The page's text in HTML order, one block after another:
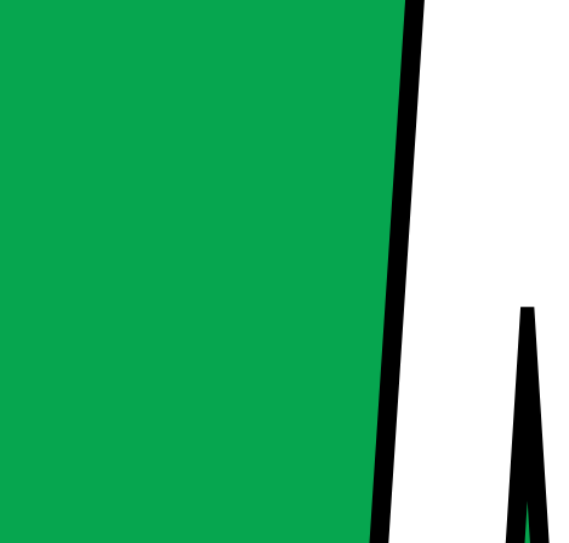
- 3W - Dimmable - AC 220-240 V - 16 farver -
- 3W - Dimmable - AC 220-240 V - 16 farver -
Lamper & belysning, LED-pære & elpære
Spot - 3W - Dimmable - AC 220-240 V - 16 farver -